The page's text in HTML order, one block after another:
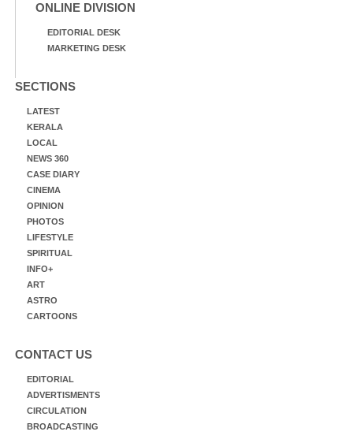
ONLINE DIVISION
EDITORIAL DESK
MARKETING DESK
SECTIONS
LATEST
KERALA
LOCAL
NEWS 360
CASE DIARY
CINEMA
OPINION
PHOTOS
LIFESTYLE
SPIRITUAL
INFO+
ART
ASTRO
CARTOONS
CONTACT US
EDITORIAL
ADVERTISMENTS
CIRCULATION
BROADCASTING